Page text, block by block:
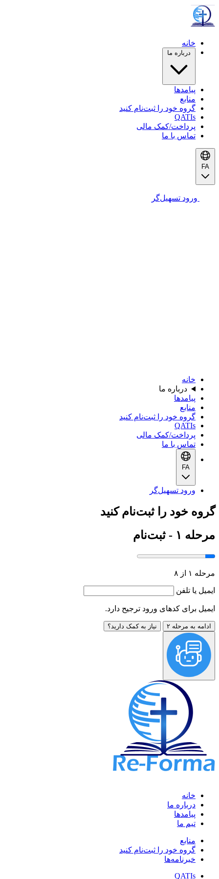
خانه
درباره ما
پیامدها
منابع
گروه خود را ثبت‌نام کنید
QATIs
پرداخت/کمک مالی
تماس با ما
FA
ورود تسهیل‌گر
خانه
درباره ما
پیامدها
منابع
گروه خود را ثبت‌نام کنید
QATIs
پرداخت/کمک مالی
تماس با ما
FA
ورود تسهیل‌گر
گروه خود را ثبت‌نام کنید
مرحله ۱ - ثبت‌نام
مرحله ۱ از ۸
ایمیل یا تلفن
ایمیل برای کدهای ورود ترجیح دارد.
ادامه به مرحله ۲ نیاز به کمک دارید؟
خانه
درباره ما
پیامدها
تیم ما
منابع
گروه خود را ثبت‌نام کنید
خبرنامه‌ها
QATIs